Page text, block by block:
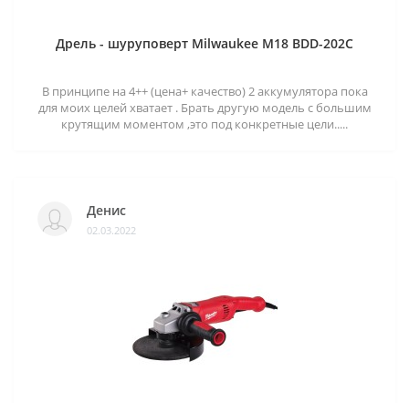
Дрель - шуруповерт Milwaukee M18 BDD-202C
В принципе на 4++ (цена+ качество) 2 аккумулятора пока
для моих целей хватает . Брать другую модель с большим
крутящим моментом ,это под конкретные цели.....
Денис
02.03.2022